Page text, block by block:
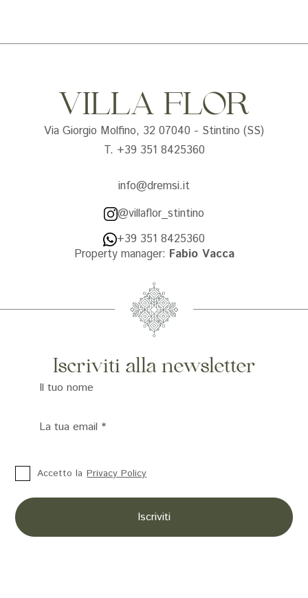
VILLA FLOR
Via Giorgio Molfino, 32 07040 - Stintino (SS)
T. +39 351 8425360
info@dremsi.it
@villaflor_stintino
+39 351 8425360
Property manager: Fabio Vacca
Iscriviti alla newsletter
Il tuo nome
La tua email *
Accetto la Privacy Policy